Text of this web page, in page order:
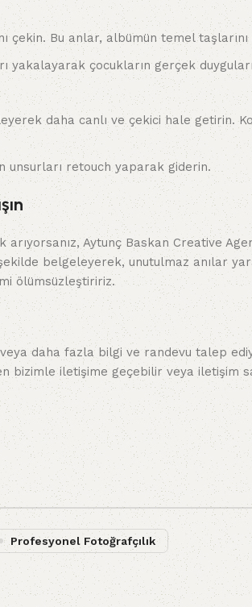
çekin. Bu anlar, albümün temel
yakalayarak çocukların gerçek
daha canlı ve çekici hale getirin.
unsurları retouch yaparak giderin.
Aytunç Baskan Creative
belgeleyerek, unutulmaz anılar
ölümsüzleştiririz.
daha fazla bilgi ve randevu talep
bizimle iletişime geçebilir veya iletişim
Profesyonel Fotoğrafçılık